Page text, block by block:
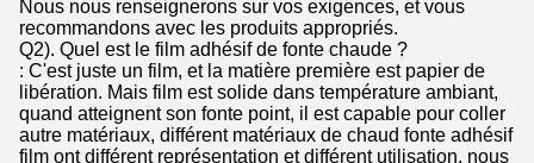
Nous nous renseignerons sur vos exigences, et vous
recommandons avec les produits appropriés.
Q2). Quel est le film adhésif de fonte chaude ?
: C'est juste un film, et la matière première est papier de
libération. Mais film est solide dans température ambiant,
quand atteignent son fonte point, il est capable pour coller
autre matériaux, différent matériaux de chaud fonte adhésif
film ont différent représentation et différent utilisation, nous